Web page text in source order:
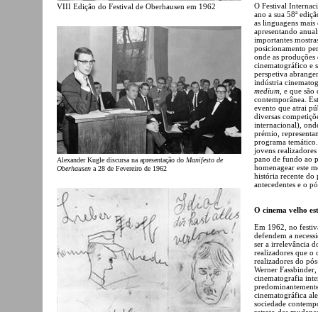
VIII Edição do Festival de Oberhausen em 1962
Alexander Kugle discursa na apresentação do Manifesto de
Oberhausen a 28 de Fevereiro de 1962
O Festival
ano a sua 58ª
as linguagens
apresentando
importantes
posicionamento
onde as
cinematográfico e
perspetiva
indústria
medium , e que
contemporânea.
evento que atrai
diversas
internacional),
prémio,
programa
jovens
pano de fundo ao
homenagear este
história recente do
antecedentes e o
O cinema velho
Em 1962, no
defendem a
ser a irrelevância
realizadores que o
realizadores do
Werner
cinematografia
cinematográfica
sociedade